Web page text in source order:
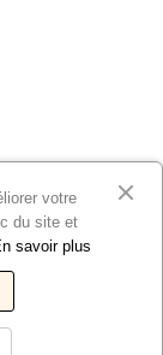
votre
du site et
savoir plus